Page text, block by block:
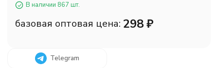
В наличии 867 шт.
базовая оптовая цена: 298₽
Telegram